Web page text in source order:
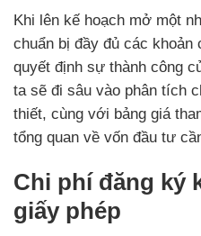
Khi lên kế hoạch mở một
chuẩn bị đầy đủ các
quyết định sự thành công
ta sẽ đi sâu vào phân tích
thiết, cùng với bảng giá
tổng quan về vốn đầu tư
Chi phí đăng ký
giấy phép